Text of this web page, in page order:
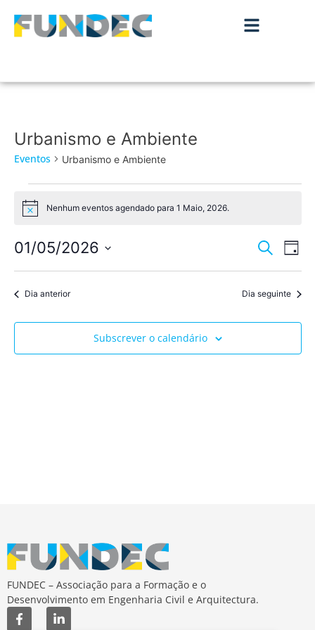
Urbanismo e Ambiente
Eventos Urbanismo e Ambiente
Aviso Nenhum eventos agendado para 1 Maio, 2026.
de
e
Pesquisar
de
de
Dia
01/05/2026
a
data.Dia anterior Dia seguinte
Subscrever o calendário
FUNDEC – Associação para a Formação e o
Desenvolvimento em Engenharia Civil e Arquitectura.